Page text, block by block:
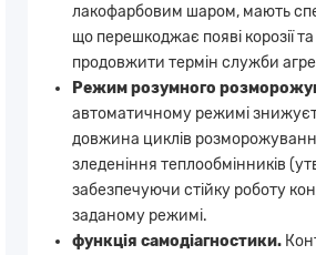
лакофарбовим шаром, мають
що перешкоджає появі корозії
продовжити термін служби
Режим розумного
автоматичному режимі
довжина циклів
зледеніння теплообмінників
забезпечуючи стійку роботу
заданому режимі.
функція самодіагностики.